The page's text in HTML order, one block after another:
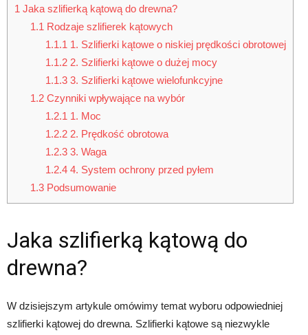
1 Jaka szlifierką kątową do drewna?
1.1 Rodzaje szlifierek kątowych
1.1.1 1. Szlifierki kątowe o niskiej prędkości obrotowej
1.1.2 2. Szlifierki kątowe o dużej mocy
1.1.3 3. Szlifierki kątowe wielofunkcyjne
1.2Czynniki wpływające na wybór
1.2.1 1. Moc
1.2.2 2. Prędkość obrotowa
1.2.3 3. Waga
1.2.4 4. System ochrony przed pyłem
1.3Podsumowanie
Jaka szlifierką kątową do
drewna?
W dzisiejszym artykule omówimy temat wyboru odpowiedniej
szlifierki kątowej do drewna. Szlifierki kątowe są niezwykle